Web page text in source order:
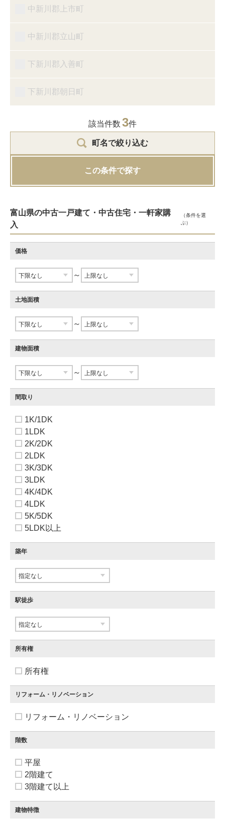
中新川郡上市町
中新川郡立山町
下新川郡入善町
下新川郡朝日町
該当件数 3件
町名で絞り込む
この条件で探す
富山県の中古一戸建て・中古住宅・一軒家購
入
（条件を選
ぶ）
価格
～
土地面積
～
建物面積
～
間取り
1K/1DK
1LDK
2K/2DK
2LDK
3K/3DK
3LDK
4K/4DK
4LDK
5K/5DK
5LDK以上
築年
駅徒歩
所有権
所有権
リフォーム・リノベーション
リフォーム・リノベーション
階数
平屋
2階建て
3階建て以上
建物特徴